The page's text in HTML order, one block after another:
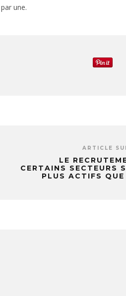
une.
ARTICLE
LE
CERTAINS SECTEURS
PLUS ACTIFS